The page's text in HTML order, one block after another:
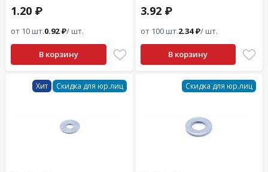
1.20 ₽
от 10 шт.0.92 ₽/ шт.
В корзину
3.92 ₽
от 100 шт.2.34 ₽/ шт.
В корзину
Хит Скидка для юр.лиц Скидка для юр.лиц